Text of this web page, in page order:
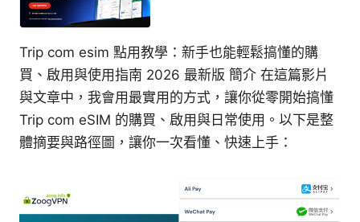
Trip com esim 點用教學：新手也能輕鬆搞懂的購
買、啟用與使用指南 2026 最新版 簡介 在這篇影片
與文章中，我會用最實用的方式，讓你從零開始搞懂
Trip com eSIM 的購買、啟用與日常使用。以下是整
體摘要與路徑圖，讓你一次看懂、快速上手：